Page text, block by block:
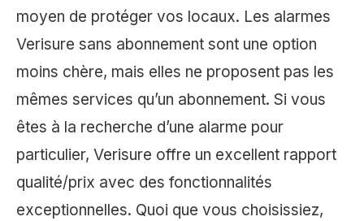
moyen de protéger vos locaux. Les alarmes
Verisure sans abonnement sont une option
moins chère, mais elles ne proposent pas les
mêmes services qu’un abonnement. Si vous
êtes à la recherche d’une alarme pour
particulier, Verisure offre un excellent rapport
qualité/prix avec des fonctionnalités
exceptionnelles. Quoi que vous choisissiez,